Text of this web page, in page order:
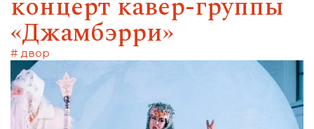
«Джамбэрри»
# двор